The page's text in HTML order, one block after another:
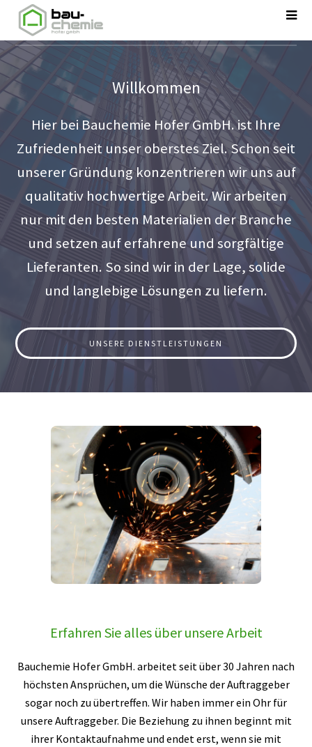
Willkommen
Hier bei Bauchemie Hofer GmbH. ist Ihre
Zufriedenheit unser oberstes Ziel. Schon seit
unserer Gründung konzentrieren wir uns auf
qualitativ hochwertige Arbeit. Wir arbeiten
nur mit den besten Materialien der Branche
und setzen auf erfahrene und sorgfältige
Lieferanten. So sind wir in der Lage, solide
und langlebige Lösungen zu liefern.
UNSERE DIENSTLEISTUNGEN
Erfahren Sie alles über unsere Arbeit
Bauchemie Hofer GmbH. arbeitet seit über 30 Jahren nach
höchsten Ansprüchen, um die Wünsche der Auftraggeber
sogar noch zu übertreffen. Wir haben immer ein Ohr für
unsere Auftraggeber. Die Beziehung zu ihnen beginnt mit
ihrer Kontaktaufnahme und endet erst, wenn sie mit